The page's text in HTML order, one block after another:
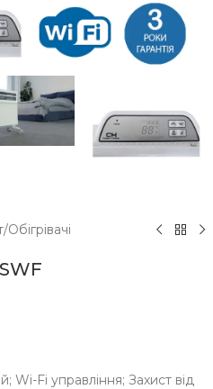
/Обігрівачі
Wi-Fi управління; Захист від